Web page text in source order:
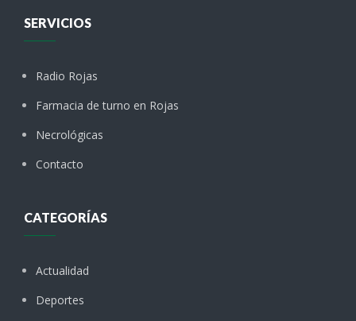
SERVICIOS
Radio Rojas
Farmacia de turno en Rojas
Necrológicas
Contacto
CATEGORÍAS
Actualidad
Deportes